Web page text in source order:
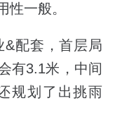
性一般。
&配套，首层局
有3.1米， 中间
规划了出挑雨